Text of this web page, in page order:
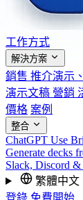
工作方式
解決方案
銷售 推介演示
演示文稿 營銷
價格 案例
整合
ChatGPT Use
Generate decks
Slack, Discord &
繁體中文
登錄 免費開始